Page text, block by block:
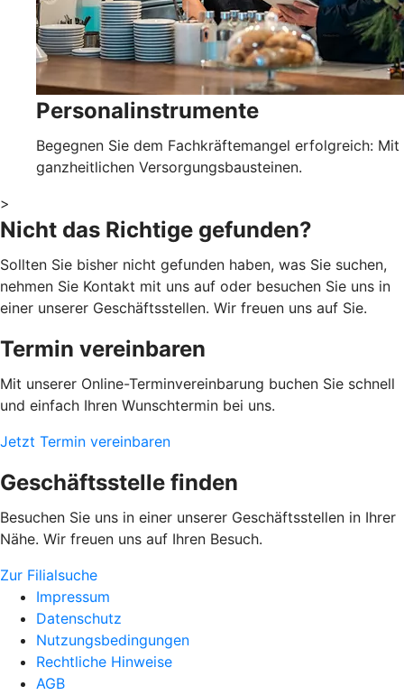
Personalinstrumente
Begegnen Sie dem Fachkräftemangel erfolgreich: Mit
ganzheitlichen Versorgungsbausteinen.
>
Nicht das Richtige gefunden?
Sollten Sie bisher nicht gefunden haben, was Sie suchen,
nehmen Sie Kontakt mit uns auf oder besuchen Sie uns in
einer unserer Geschäftsstellen. Wir freuen uns auf Sie.
Termin vereinbaren
Mit unserer Online-Terminvereinbarung buchen Sie schnell
und einfach Ihren Wunschtermin bei uns.
Jetzt Termin vereinbaren
Geschäftsstelle finden
Besuchen Sie uns in einer unserer Geschäftsstellen in Ihrer
Nähe. Wir freuen uns auf Ihren Besuch.
Zur Filialsuche
Impressum
Datenschutz
Nutzungsbedingungen
Rechtliche Hinweise
AGB